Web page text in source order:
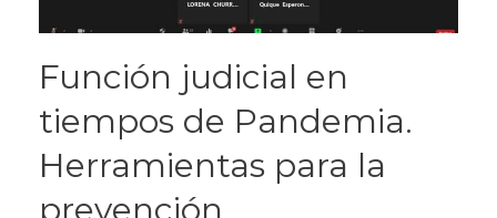
Función judicial en
tiempos de Pandemia.
Herramientas para la
prevención